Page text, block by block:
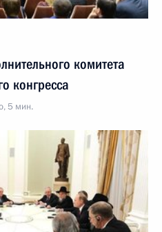
комитета
конгресса
5 мин.